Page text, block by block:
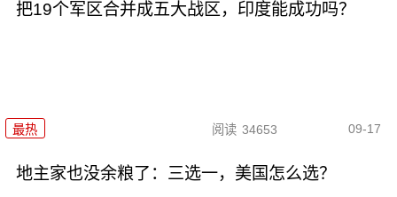
把19个军区合并成五大战区，印度能成功吗？
最热 阅读 34653 09-17
地主家也没余粮了：三选一，美国怎么选？